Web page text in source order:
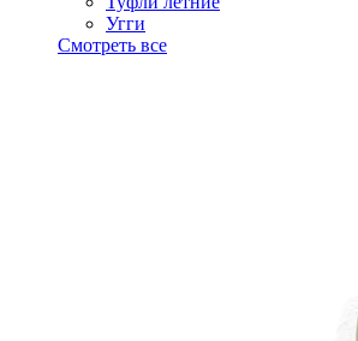
Угги
Смотреть все